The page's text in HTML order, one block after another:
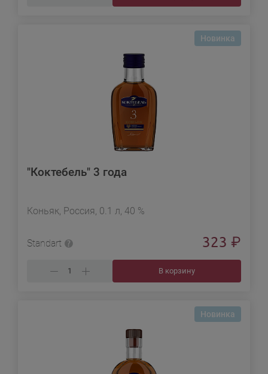
Новинка
"Коктебель" 3 года
Коньяк, Россия, 0.1 л, 40 %
Standart 323 ₽
В корзину
Новинка